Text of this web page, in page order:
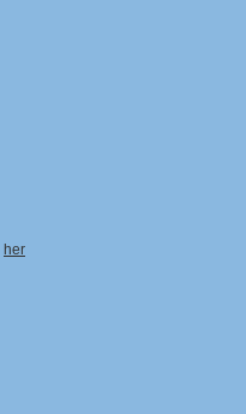
her